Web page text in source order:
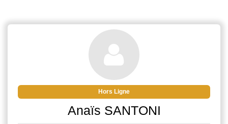
Corse du Sud, surplombant le fleuve et à
moins de 400 m de la plage, la Résidence
Capu Seninu propose 20 appartements du
studio au T3, entièrement rénovés en 2015.
Hors Ligne
Anaïs SANTONI